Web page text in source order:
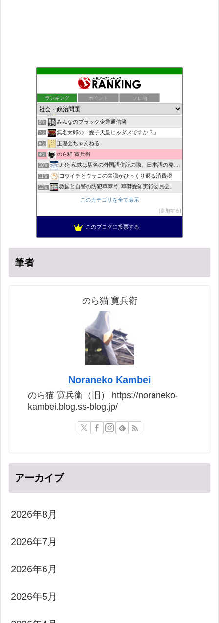
ランキング ポイント ブロ画
もえるあじあ
死神タカ位置サナエのオイルショックドクトリン憲法改悪計画！
恥を知れ、恥を
5位 ダリチョコ dalichoko
6位 みんなのブラック企業通信簿
7位 無名太郎の「愛子天皇じゃダメですか？」
8位 正理会ちゃんねる
9位 のら猫 寛兵衛
10位 JRと私鉄は駅名の外国語併記の際、日本語の発音/…
11位 ヨウイチとウサコの常識がひっくり返る消費税
12位 救国と自警の防犯草莽号_草莽愛知実行委員会、
マイナンバー導入診断
超革新ひふみ神示
このカテゴリを全て表示
参加する
このブログに投票する
筆者
のら猫 寛兵衛
Noraneko Kambei
のら猫 寛兵衛（旧） https://noraneko-
kambei.blog.ss-blog.jp/
アーカイブ
2026年8月
2026年7月
2026年6月
2026年5月